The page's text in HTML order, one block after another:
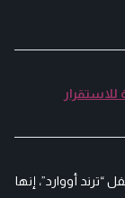
أووارد”، إنها